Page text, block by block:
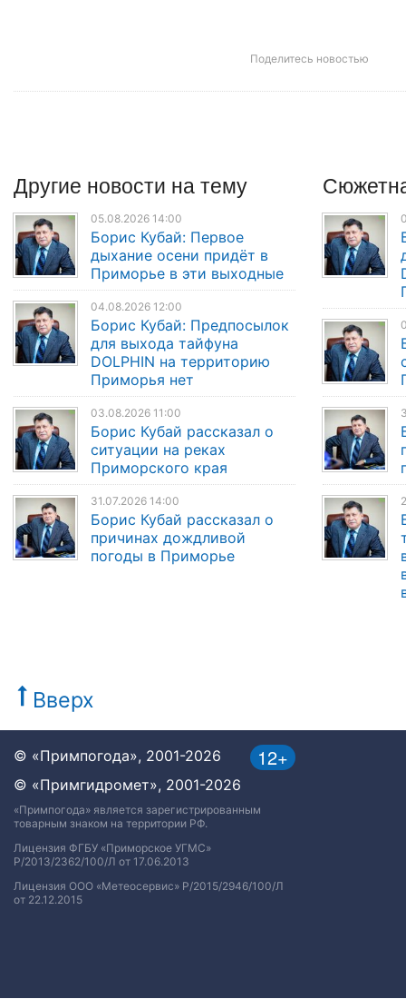
Поделитесь новостью
Другие новости на тему
05.08.2026 14:00
Борис Кубай: Первое
дыхание осени придёт в
Приморье в эти выходные
04.08.2026 12:00
Борис Кубай: Предпосылок
для выхода тайфуна
DOLPHIN на территорию
Приморья нет
03.08.2026 11:00
Борис Кубай рассказал о
ситуации на реках
Приморского края
31.07.2026 14:00
Борис Кубай рассказал о
причинах дождливой
погоды в Приморье
Вверх
12+
© «Примпогода», 2001-2026
© «Примгидромет», 2001-2026
«Примпогода» является зарегистрированным
товарным знаком на территории РФ.
Лицензия ФГБУ «Приморское УГМС»
Р/2013/2362/100/Л от 17.06.2013
Лицензия ООО «Метеосервис» Р/2015/2946/100/Л
от 22.12.2015